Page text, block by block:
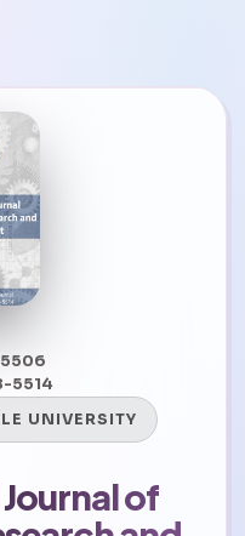
5506
5514
UNIVERSITY
of